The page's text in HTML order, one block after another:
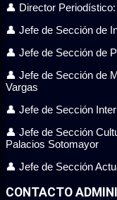
👤 Director
👤 Jefe de Sección de
👤 Jefe de Sección de
👤 Jefe de Sección de
Vargas
👤 Jefe de Sección
👤 Jefe de Sección
Palacios Sotomayor
👤 Jefe de Sección
CONTACTO